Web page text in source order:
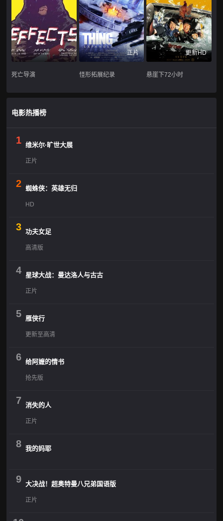
死亡导演
正片
怪形拓展纪录
更新HD
悬崖下72小时
电影热播榜
1 维米尔·旷世大展
正片
2 蜘蛛侠：英雄无归
HD
3 功夫女足
高清版
4 星球大战：曼达洛人与古古
正片
5 雁侠行
更新至高清
6 给阿嬷的情书
抢先版
7 消失的人
正片
8 我的妈耶
9 大决战！超奥特曼八兄弟国语版
正片